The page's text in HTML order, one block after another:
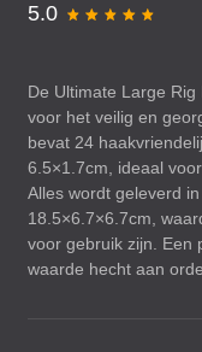
5.0
De Ultimate Large Rig
voor het veilig en
bevat 24
6.5×1.7cm, ideaal
Alles wordt geleverd
18.5×6.7×6.7cm,
voor gebruik zijn. Een
waarde hecht aan